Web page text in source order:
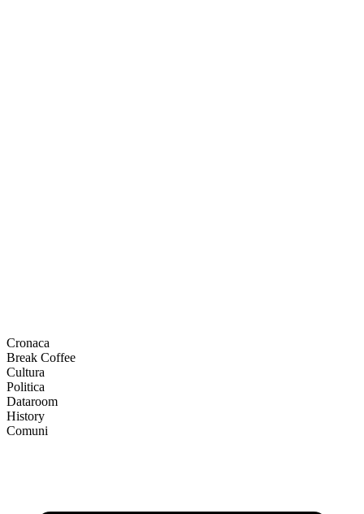
Cronaca
Break Coffee
Cultura
Politica
Dataroom
History
Comuni